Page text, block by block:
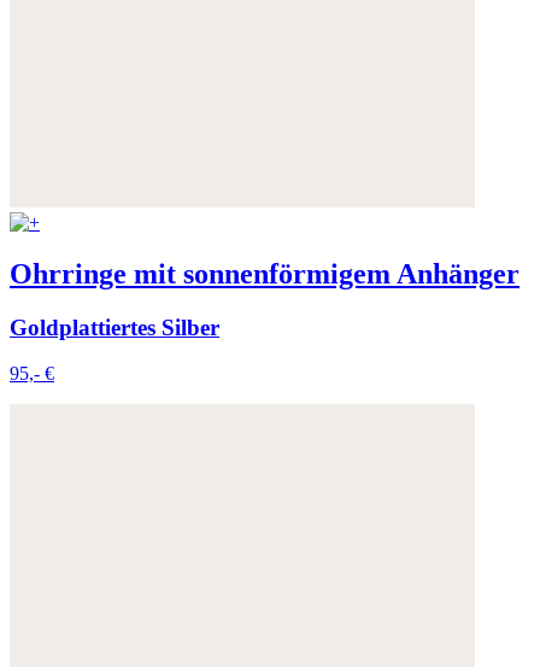
Ohrringe mit sonnenförmigem Anhänger
Goldplattiertes Silber
95,- €